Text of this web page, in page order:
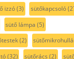
izzó(3) sütőkapcsoló
sütő lámpa (5)
(2)
(32) sütőrács (2)